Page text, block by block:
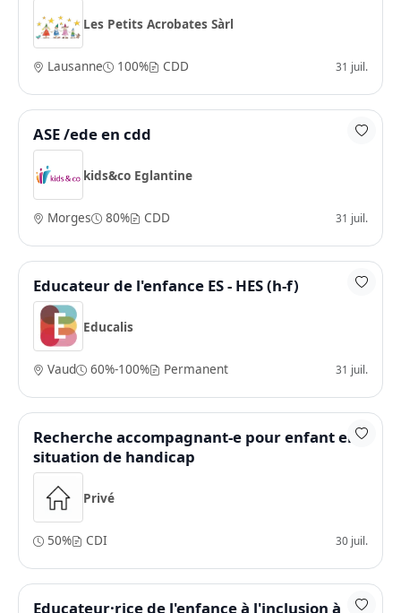
Les Petits Acrobates Sàrl
Lausanne 100% CDD 31 juil.
ASE /ede en cdd
kids&co Eglantine
Morges 80% CDD 31 juil.
Educateur de l'enfance ES - HES (h-f)
Educalis
Vaud 60%-100% Permanent 31 juil.
Recherche accompagnant-e pour enfant en
situation de handicap
Privé
50% CDI 30 juil.
Educateur·rice de l'enfance à l'inclusion à